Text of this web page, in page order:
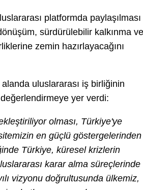
platformda paylaşılması
sürdürülebilir kalkınma ve
zemin hazırlayacağını
uluslararası iş birliğinin
değerlendirmeye yer verdi:
olması, Türkiye'ye
en güçlü göstergelerinden
Türkiye, küresel krizlerin
karar alma süreçlerinde
vizyonu doğrultusunda ülkemiz,